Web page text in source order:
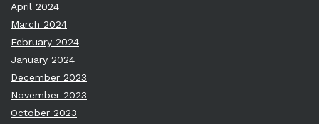
April 2024
March 2024
February 2024
January 2024
December 2023
November 2023
October 2023